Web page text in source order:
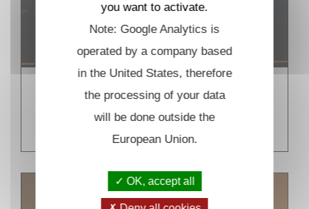
Thèses au CMLS
EN SAVOIR PLUS
you want to activate.
Note: Google Analytics is
operated by a company based
in the United States, therefore
the processing of your data
will be done outside the
European Union.
OK, accept all